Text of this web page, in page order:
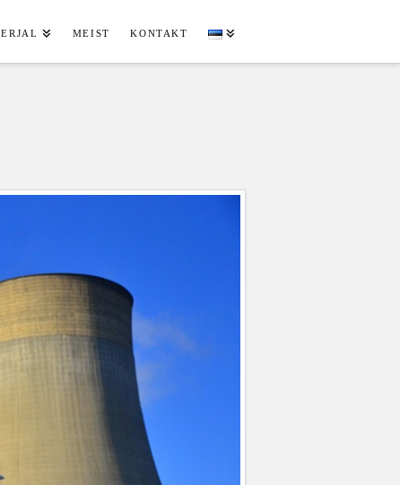
MEIST KONTAKT